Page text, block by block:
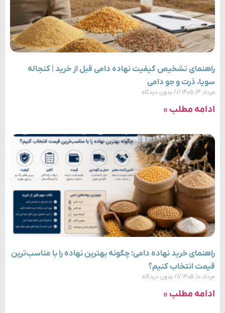
راهنمای تشخیص کیفیت نهاده دامی قبل از خرید | کنجاله
سویا، ذرت و جو دامی
مرداد ۱۴, ۱۴۰۵ بدون دیدگاه
ادامه مطلب »
راهنمای خرید نهاده دامی؛ چگونه بهترین نهاده را با مناسب‌ترین
قیمت انتخاب کنیم؟
مرداد ۱۰, ۱۴۰۵ بدون دیدگاه
ادامه مطلب »